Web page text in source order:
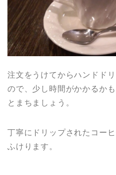
注文をうけてからハンドド
ので、少し時間がかかるか
とまちましょう。
丁寧にドリップされたコー
ふけります。